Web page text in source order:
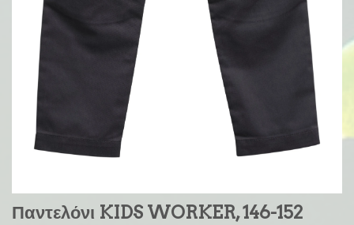
Παντελόνι KIDS WORKER, 146-152